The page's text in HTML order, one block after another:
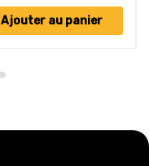
Ajouter au panier